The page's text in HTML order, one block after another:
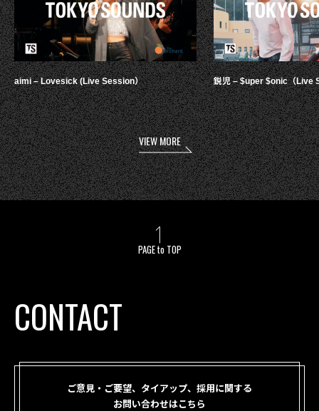
aimi – Lovesick (Live Session） 鋭児 – $uper $onic（Live
VIEW MORE
PAGE to TOP
CONTACT
ご意見・ご要望、タイアップ、採用に関する
お問い合わせはこちら